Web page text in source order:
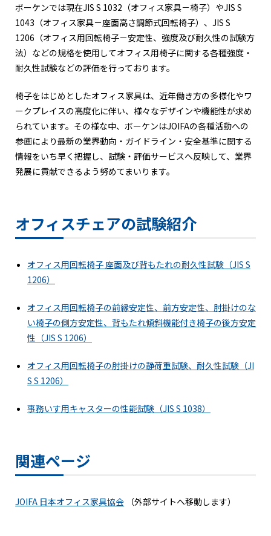
ボーケンでは現在JIS S 1032（オフィス家具－椅子）やJIS S
1043（オフィス家具－座面高さ調節式回転椅子）、JIS S
1206（オフィス用回転椅子－安定性、強度及び耐久性の試験方
法）などの規格を使用してオフィス用椅子に関する各種強度・
耐久性試験などの評価を行っております。
椅子をはじめとしたオフィス家具は、近年働き方の多様化やワ
ークプレイスの高度化に伴い、様々なデザインや機能性が求め
られています。その様な中、ボーケンはJOIFAの各種活動への
参画により最新の業界動向・ガイドライン・安全基準に関する
情報をいち早く把握し、試験・評価サービスへ反映して、業界
発展に貢献できるよう努めてまいります。
オフィスチェアの試験紹介
オフィス用回転椅子 座面及び背もたれの耐久性試験（JIS S
1206）
オフィス用回転椅子の前縁安定性、前方安定性、肘掛けのな
い椅子の側方安定性、背もたれ傾斜機能付き椅子の後方安定
性（JIS S 1206）
オフィス用回転椅子の肘掛けの静荷重試験、耐久性試験（JI
S S 1206）
事務いす用キャスターの性能試験（JIS S 1038）
関連ページ
JOIFA 日本オフィス家具協会 （外部サイトへ移動します）